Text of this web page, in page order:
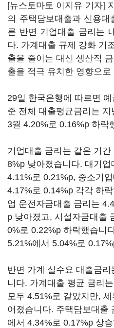
[뉴스토마토 이지유 기자]
의 주택담보대출과 신용
른 반면 기업대출 금리는
다. 가계대출 규제 강화 기
출을 줄이는 대신 생산적
출을 적극 유치한 영향으로
29일 한국은행에 따르면
준 전체 대출평균금리는
3월 4.20%로 0.16%p 하락
기업대출 금리는 같은 기
8%p 낮아졌습니다. 대기업
4.11%로 0.21%p, 중소기
4.17%로 0.14%p 각각 하
업 운전자금대출 금리는
p 낮아졌고, 시설자금대출
0%로 0.22%p 하락했습니
5.21%에서 5.04%로
반면 가계 실수요 대출금
니다. 가계대출 평균 금리
모두 4.51%로 같았지만,
어졌습니다. 주택담보대출
에서 4.34%로 0.17%p 상